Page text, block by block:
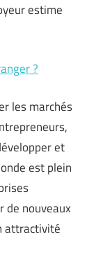
estime
?
les marchés
et
est plein
de nouveaux
attractivité